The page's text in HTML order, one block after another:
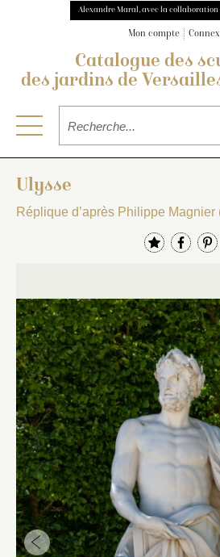
Alexandre Maral, avec la
Mon compte
Catalogue des
des jardins de
Ulysse
Réplique d’après Philippe Magnier